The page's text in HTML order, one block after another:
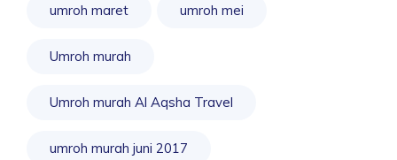
umroh maret umroh mei
Umroh murah
Umroh murah Al Aqsha Travel
umroh murah juni 2017